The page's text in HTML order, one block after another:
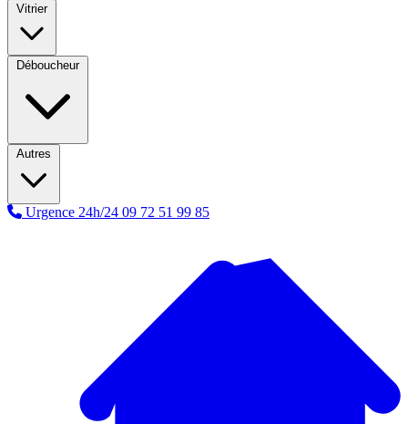
Vitrier
Déboucheur
Autres
Urgence 24h/24 09 72 51 99 85